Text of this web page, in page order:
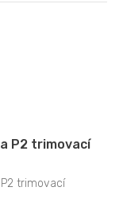
P2 trimovací
trimovací